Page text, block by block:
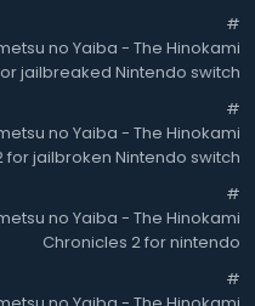
#
no Yaiba - The Hinokami
jailbreaked Nintendo switch
#
no Yaiba - The Hinokami
for jailbroken Nintendo switch
#
no Yaiba - The Hinokami
Chronicles 2 for nintendo
#